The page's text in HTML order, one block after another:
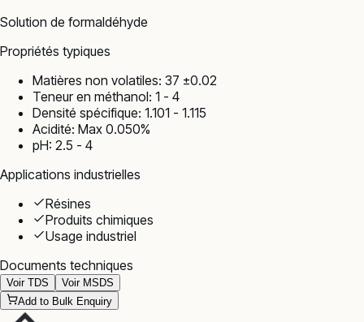
Solution de formaldéhyde
Propriétés typiques
Matières non volatiles: 37 ±0.02
Teneur en méthanol: 1 - 4
Densité spécifique: 1.101 - 1.115
Acidité: Max 0.050%
pH: 2.5 - 4
Applications industrielles
Résines
Produits chimiques
Usage industriel
Documents techniques
Voir TDS
Voir MSDS
Add to Bulk Enquiry